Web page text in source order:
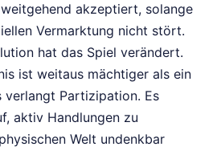
akzeptiert, solange
Vermarktung nicht stört.
hat das Spiel verändert.
ist weitaus mächtiger als ein
verlangt Partizipation. Es
aktiv Handlungen zu
Welt undenkbar